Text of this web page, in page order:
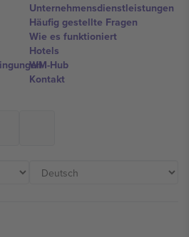
Unternehmensdienstleistungen
Häufig gestellte Fragen
Wie es funktioniert
Hotels
WM-Hub
Kontakt